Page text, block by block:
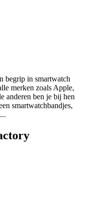
begrip in smartwatch
merken zoals Apple,
anderen ben je bij hen
smartwatchbandjes,
...